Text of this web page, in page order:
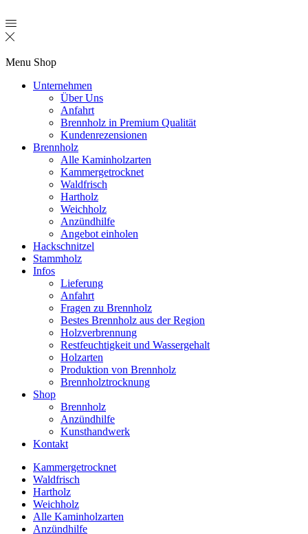
Menu Shop
Unternehmen
Über Uns
Anfahrt
Brennholz in Premium Qualität
Kundenrezensionen
Brennholz
Alle Kaminholzarten
Kammergetrocknet
Waldfrisch
Hartholz
Weichholz
Anzündhilfe
Angebot einholen
Hackschnitzel
Stammholz
Infos
Lieferung
Anfahrt
Fragen zu Brennholz
Bestes Brennholz aus der Region
Holzverbrennung
Restfeuchtigkeit und Wassergehalt
Holzarten
Produktion von Brennholz
Brennholztrocknung
Shop
Brennholz
Anzündhilfe
Kunsthandwerk
Kontakt
Kammergetrocknet
Waldfrisch
Hartholz
Weichholz
Alle Kaminholzarten
Anzündhilfe